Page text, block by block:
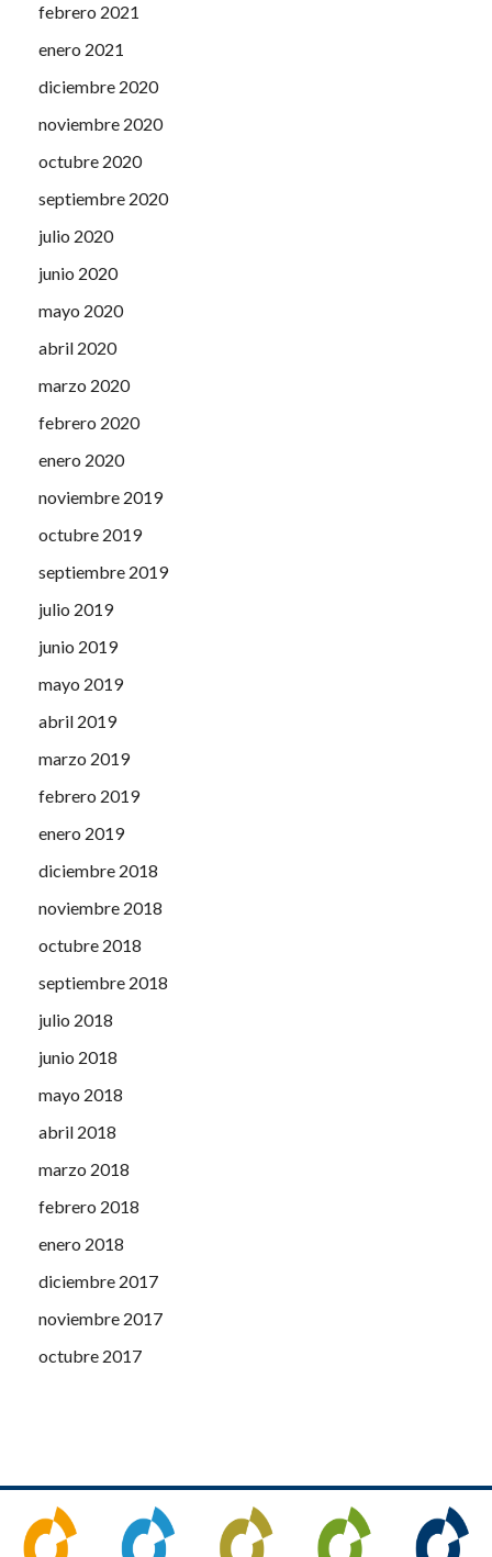
febrero 2021
enero 2021
diciembre 2020
noviembre 2020
octubre 2020
septiembre 2020
julio 2020
junio 2020
mayo 2020
abril 2020
marzo 2020
febrero 2020
enero 2020
noviembre 2019
octubre 2019
septiembre 2019
julio 2019
junio 2019
mayo 2019
abril 2019
marzo 2019
febrero 2019
enero 2019
diciembre 2018
noviembre 2018
octubre 2018
septiembre 2018
julio 2018
junio 2018
mayo 2018
abril 2018
marzo 2018
febrero 2018
enero 2018
diciembre 2017
noviembre 2017
octubre 2017